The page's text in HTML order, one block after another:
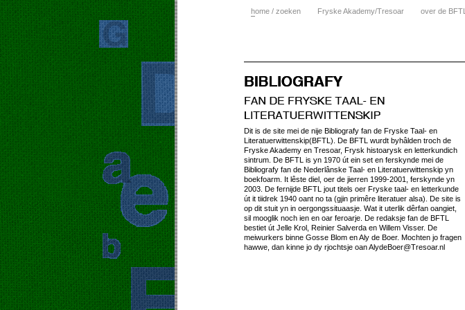
home / zoeken Fryske Akademy/Tresoar over de BFTL
Dit is de site mei de nije Bibliografy fan de Fryske Taal- en
Literatuerwittenskip(BFTL). De BFTL wurdt byhâlden troch de
Fryske Akademy en Tresoar, Frysk histoarysk en letterkundich
sintrum. De BFTL is yn 1970 út ein set en ferskynde mei de
Bibliografy fan de Nederlânske Taal- en Literatuerwittenskip yn
boekfoarm. It lêste diel, oer de jierren 1999-2001, ferskynde yn
2003. De fernijde BFTL jout titels oer Fryske taal- en letterkunde
út it tiidrek 1940 oant no ta (gjin primêre literatuer alsa). De site is
op dit stuit yn in oergongssituaasje. Wat it uterlik dêrfan oangiet,
sil mooglik noch ien en oar feroarje. De redaksje fan de BFTL
bestiet út Jelle Krol, Reinier Salverda en Willem Visser. De
meiwurkers binne Gosse Blom en Aly de Boer. Mochten jo fragen
hawwe, dan kinne jo dy rjochtsje oan AlydeBoer@Tresoar.nl